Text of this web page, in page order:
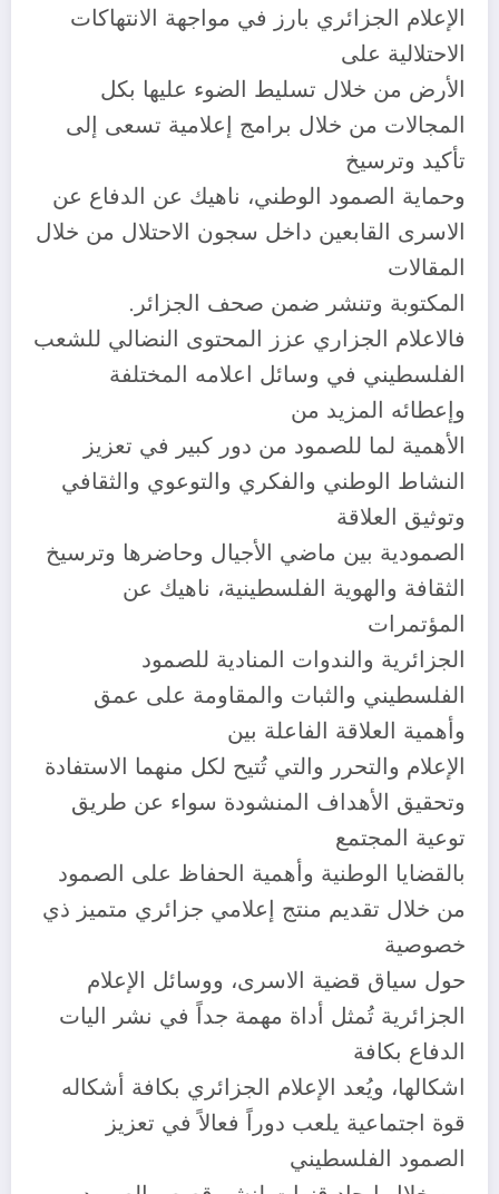
الإعلام الجزائري بارز في مواجهة الانتهاكات
الاحتلالية على
الأرض من خلال تسليط الضوء عليها بكل
المجالات من خلال برامج إعلامية تسعى إلى
تأكيد وترسيخ
وحماية الصمود الوطني، ناهيك عن الدفاع عن
الاسرى القابعين داخل سجون الاحتلال من خلال
المقالات
المكتوبة وتنشر ضمن صحف الجزائر.
فالاعلام الجزاري عزز المحتوى النضالي للشعب
الفلسطيني في وسائل اعلامه المختلفة
وإعطائه المزيد من
الأهمية لما للصمود من دور كبير في تعزيز
النشاط الوطني والفكري والتوعوي والثقافي
وتوثيق العلاقة
الصمودية بين ماضي الأجيال وحاضرها وترسيخ
الثقافة والهوية الفلسطينية، ناهيك عن
المؤتمرات
الجزائرية والندوات المنادية للصمود
الفلسطيني والثبات والمقاومة على عمق
وأهمية العلاقة الفاعلة بين
الإعلام والتحرر والتي تُتيح لكل منهما الاستفادة
وتحقيق الأهداف المنشودة سواء عن طريق
توعية المجتمع
بالقضايا الوطنية وأهمية الحفاظ على الصمود
من خلال تقديم منتج إعلامي جزائري متميز ذي
خصوصية
حول سياق قضية الاسرى، ووسائل الإعلام
الجزائرية تُمثل أداة مهمة جداً في نشر اليات
الدفاع بكافة
اشكالها، ويُعد الإعلام الجزائري بكافة أشكاله
قوة اجتماعية يلعب دوراً فعالاً في تعزيز
الصمود الفلسطيني